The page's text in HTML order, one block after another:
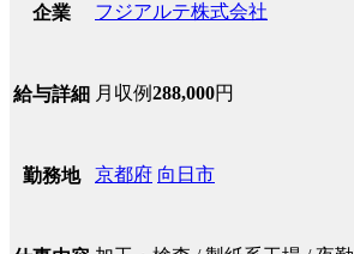
企業 フジアルテ株式会社
給与詳細 月収例288,000円
勤務地 京都府 向日市